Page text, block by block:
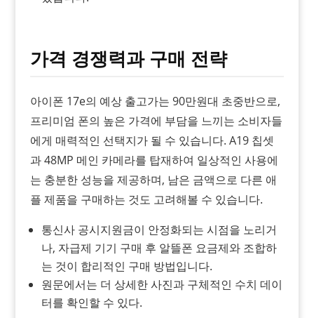
가격 경쟁력과 구매 전략
아이폰 17e의 예상 출고가는 90만원대 초중반으로,
프리미엄 폰의 높은 가격에 부담을 느끼는 소비자들
에게 매력적인 선택지가 될 수 있습니다. A19 칩셋
과 48MP 메인 카메라를 탑재하여 일상적인 사용에
는 충분한 성능을 제공하며, 남은 금액으로 다른 애
플 제품을 구매하는 것도 고려해볼 수 있습니다.
통신사 공시지원금이 안정화되는 시점을 노리거
나, 자급제 기기 구매 후 알뜰폰 요금제와 조합하
는 것이 합리적인 구매 방법입니다.
원문에서는 더 상세한 사진과 구체적인 수치 데이
터를 확인할 수 있다.